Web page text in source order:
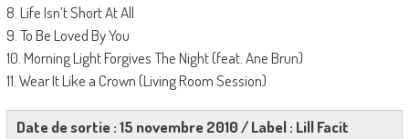
8. Life Isn’t Short At All
9. To Be Loved By You
10. Morning Light Forgives The Night (feat. Ane Brun)
11. Wear It Like a Crown (Living Room Session)
Date de sortie : 15 novembre 2010 / Label : Lill Facit